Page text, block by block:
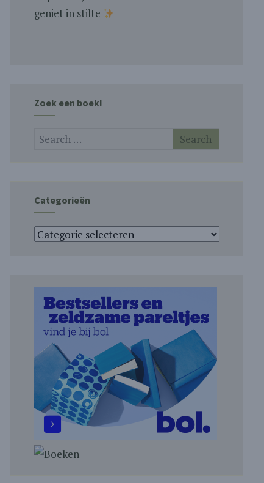
geniet in stilte
Zoek een boek!
Categorieën
Categorieën